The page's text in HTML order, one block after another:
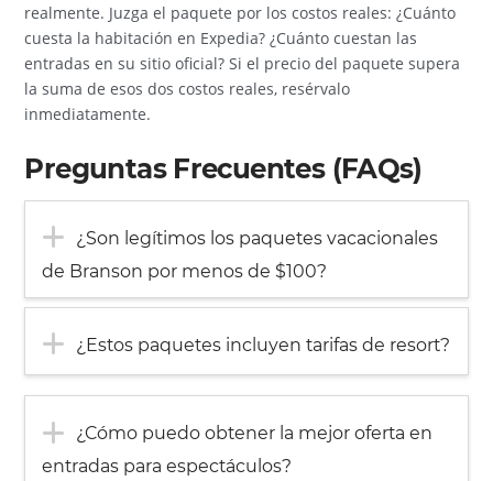
realmente. Juzga el paquete por los costos reales: ¿Cuánto
cuesta la habitación en Expedia? ¿Cuánto cuestan las
entradas en su sitio oficial? Si el precio del paquete supera
la suma de esos dos costos reales, resérvalo
inmediatamente.
Preguntas Frecuentes (FAQs)
¿Son legítimos los paquetes vacacionales
de Branson por menos de $100?
¿Estos paquetes incluyen tarifas de resort?
¿Cómo puedo obtener la mejor oferta en
entradas para espectáculos?